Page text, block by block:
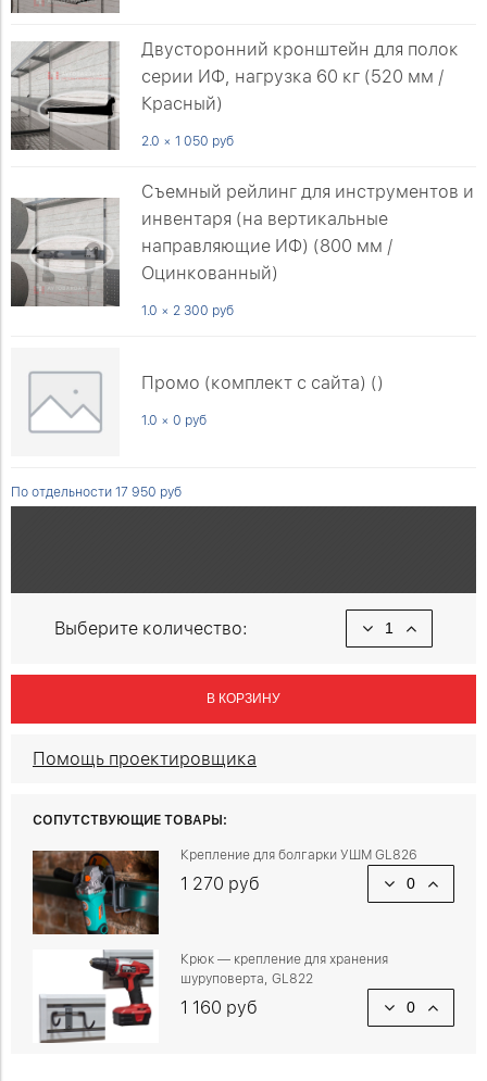
Двусторонний кронштейн для полок
серии ИФ, нагрузка 60 кг (520 мм /
Красный)
2.0 × 1 050 руб
Съемный рейлинг для инструментов и
инвентаря (на вертикальные
направляющие ИФ) (800 мм /
Оцинкованный)
1.0 × 2 300 руб
Промо (комплект с сайта) ()
1.0 × 0 руб
По отдельности 17 950 руб
Выберите количество:
В КОРЗИНУ
Помощь проектировщика
СОПУТСТВУЮЩИЕ ТОВАРЫ:
Крепление для болгарки УШМ GL826
1 270 руб
Крюк — крепление для хранения
шуруповерта, GL822
1 160 руб